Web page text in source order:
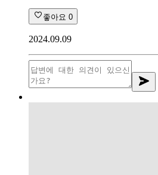
좋아요 0
2024.09.09